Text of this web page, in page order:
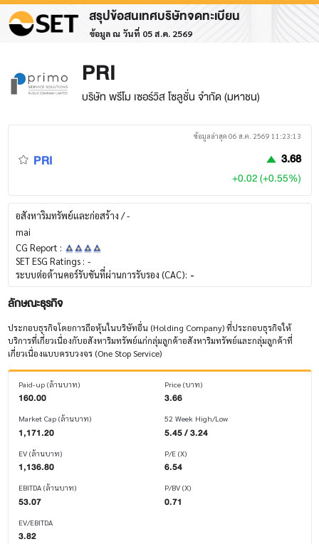
สรุปข้อสนเทศบริษัทจดทะเบียน
ข้อมูล ณ วันที่ 05 ส.ค. 2569
PRI
บริษัท พรีโม เซอร์วิส โซลูชั่น จำกัด (มหาชน)
ข้อมูลล่าสุด 06 ส.ค. 2569 11:23:13
PRI 3.68
+0.02 (+0.55%)
อสังหาริมทรัพย์และก่อสร้าง / -
mai
CG Report :
SET ESG Ratings : -
ระบบต่อต้านคอร์รับชันที่ผ่านการรับรอง (CAC): -
ลักษณะธุรกิจ
ประกอบธุรกิจโดยการถือหุ้นในบริษัทอื่น (Holding Company) ที่ประกอบธุรกิจให้
บริการที่เกี่ยวเนื่องกับอสังหาริมทรัพย์แก่กลุ่มลูกค้าอสังหาริมทรัพย์และกลุ่มลูกค้าที่
เกี่ยวเนื่องแบบครบวงจร (One Stop Service)
Paid-up (ล้านบาท)
160.00
Market Cap (ล้านบาท)
1,171.20
EV (ล้านบาท)
1,136.80
EBITDA (ล้านบาท)
53.07
EV/EBITDA
3.82
Price (บาท)
3.66
52 Week High/Low
5.45 / 3.24
P/E (X)
6.54
P/BV (X)
0.71